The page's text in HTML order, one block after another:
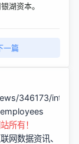
湖资本。
一篇
346173/intel-
所有！
网数据资讯、